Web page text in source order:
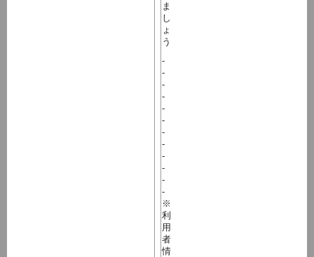
ま
し
ょ
う
-
-
-
-
-
-
-
-
-
-
-
-
※
利
用
者
情